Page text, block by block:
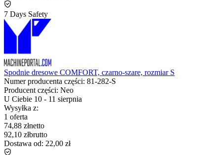
7 Days Safety
Spodnie dresowe COMFORT, czarno-szare, rozmiar S
Numer producenta części: 81-282-S
Producent części: Neo
U Ciebie 10 - 11 sierpnia
Wysyłka z:
1 oferta
74,88 złnetto
92,10 złbrutto
Dostawa od: 22,00 zł